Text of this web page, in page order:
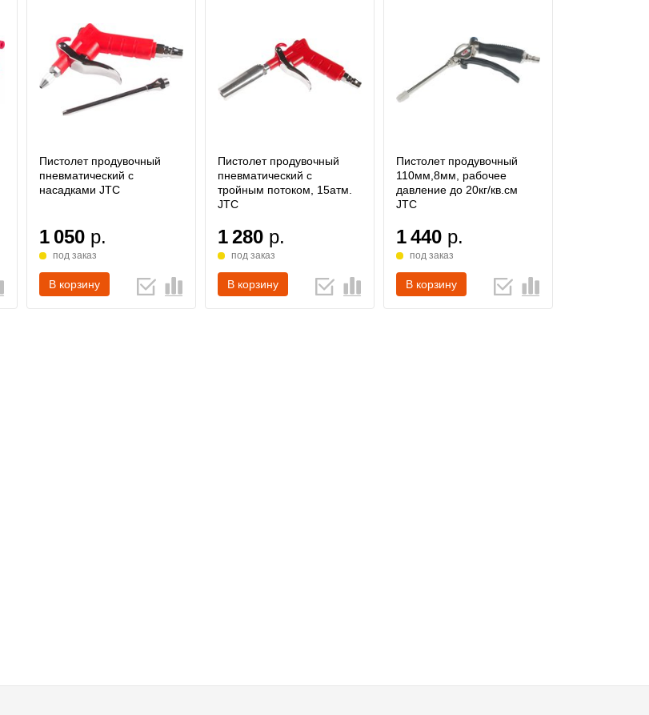
Пистолет продувочный
пневматический с
насадками JTC
1 050 р.
под заказ
В корзину
Пистолет продувочный
пневматический с
тройным потоком, 15атм.
JTC
1 280 р.
под заказ
В корзину
Пистолет продувочный
110мм,8мм, рабочее
давление до 20кг/кв.см
JTC
1 440 р.
под заказ
В корзину